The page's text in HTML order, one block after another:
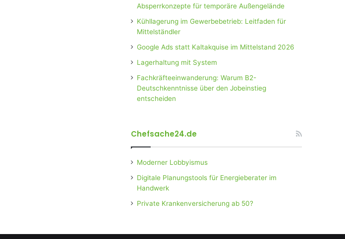
Absperrkonzepte für temporäre Außengelände
Kühllagerung im Gewerbebetrieb: Leitfaden für
Mittelständler
Google Ads statt Kaltakquise im Mittelstand 2026
Lagerhaltung mit System
Fachkräfteeinwanderung: Warum B2-
Deutschkenntnisse über den Jobeinstieg
entscheiden
Chefsache24.de
Moderner Lobbyismus
Digitale Planungstools für Energieberater im
Handwerk
Private Krankenversicherung ab 50?